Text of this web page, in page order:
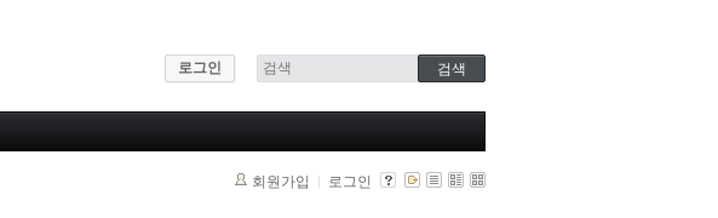
로그인
회원가입 로그인